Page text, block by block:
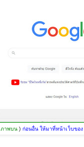
ภาพบน ) ก่อนอื่น ให้มาที่หน้าเว็บของ